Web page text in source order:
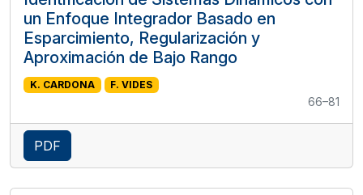
un Enfoque Integrador Basado en
Esparcimiento, Regularización y
Aproximación de Bajo Rango
K. CARDONA F. VIDES
66–81
PDF